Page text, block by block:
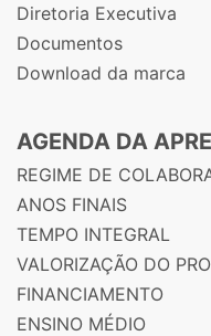
Diretoria Executiva
Documentos
Download da marca
AGENDA DA
REGIME DE
ANOS FINAIS
TEMPO INTEGRAL
VALORIZAÇÃO DO
FINANCIAMENTO
ENSINO MÉDIO